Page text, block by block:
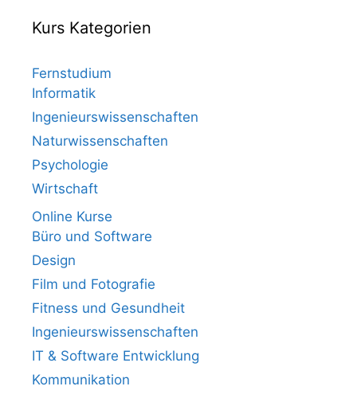
Kurs Kategorien
Fernstudium
Informatik
Ingenieurswissenschaften
Naturwissenschaften
Psychologie
Wirtschaft
Online Kurse
Büro und Software
Design
Film und Fotografie
Fitness und Gesundheit
Ingenieurswissenschaften
IT & Software Entwicklung
Kommunikation